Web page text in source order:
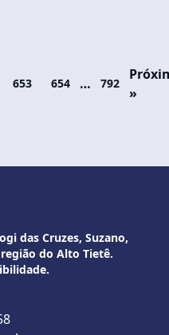
653 654 … 792
»
das Cruzes, Suzano,
do Alto Tietê.